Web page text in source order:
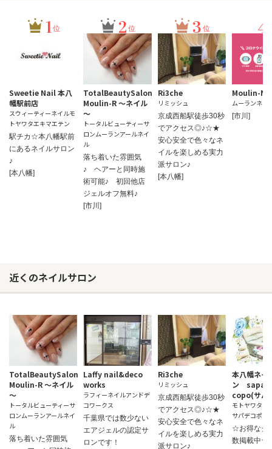
1位
Sweetie Nail 本八
幡駅前店
スウィーティーネイルモ
トヤワタエキマエテン
駅チカ☆本八幡駅前
にあるネイルサロン
♪
[本八幡]
2 位
TotalBeautySalon
Moulin-R ～ネイル
～
トータルビューティーサ
ロンムーランアールネイ
ル
落ち着いた雰囲気
♪ ヘアーと同時施
術可能♪ 初回他店
ジェルオフ無料♪
[市川]
3 位
Ri3che
リミッシュ
京成西船駅徒歩30秒
でアクセス◎♪☆★
安心安全で色々なネ
イルを楽しめる実力
派サロン♪
[本八幡]
4
Moulin-
ムーランネイ
[市川]
近くのネイルサロン
TotalBeautySalon
Moulin-R ～ネイル
～
トータルビューティーサ
ロンムーランアールネイ
ル
落ち着いた雰囲気
Laffy nail&deco
works
ラフィーネイルアンドデ
コワークス
千葉県では数少ない
エアジェルの認定サ
ロンです！
Ri3che
リミッシュ
京成西船駅徒歩30秒
でアクセス◎♪☆★
安心安全で色々なネ
イルを楽しめる実力
派サロン♪
本八幡ネイ
ン sapa
copo(サパ
モトヤワタネ
サパデコポ
☆お得なク
数掲載中